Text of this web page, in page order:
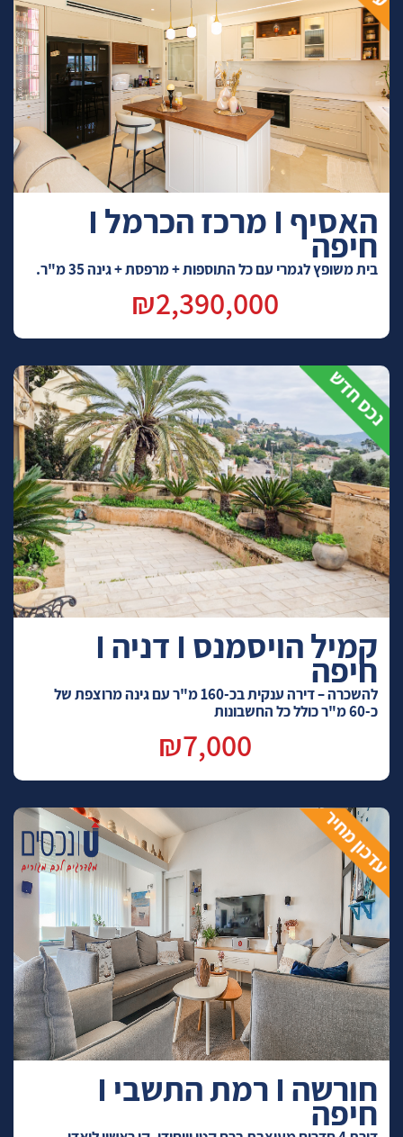
האסיף I מרכז הכרמל I
חיפה
בית משופץ לגמרי עם כל התוספות + מרפסת + גינה 35 מ"ר.
₪2,390,000
קמיל הויסמנס I דניה I
חיפה
להשכרה – דירה ענקית בכ-160 מ"ר עם גינה מרוצפת של
כ-60 מ"ר כולל כל החשבונות
₪7,000
חורשה I רמת התשבי I
חיפה